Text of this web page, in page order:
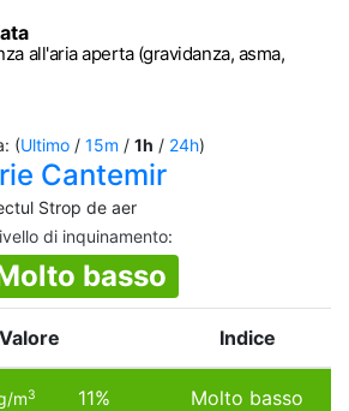
all'aria aperta (gravidanza, asma,
(Ultimo/ 15m / 1h / 24h)
Cantemir
Strop de aer
di inquinamento:
basso
Valore Indice
m3 11% Molto basso